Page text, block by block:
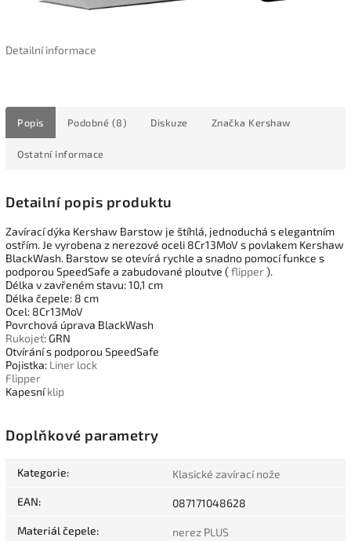
Detailní informace
Popis Podobné (8) Diskuze Značka Kershaw
Ostatní informace
Detailní popis produktu
Zavírací dýka Kershaw Barstow je štíhlá, jednoduchá s elegantním
ostřím. Je vyrobena z nerezové oceli 8Cr13MoV s povlakem Kershaw
BlackWash. Barstow se otevírá rychle a snadno pomocí funkce s
podporou SpeedSafe a zabudované ploutve (flipper).
Délka v zavřeném stavu: 10,1 cm
Délka čepele: 8 cm
Ocel: 8Cr13MoV
Povrchová úprava BlackWash
Rukojeť: GRN
Otvírání s podporou SpeedSafe
Pojistka: Liner lock
Flipper
Kapesníklip
Doplňkové parametry
Kategorie: Klasické zavírací nože
EAN: 087171048628
Materiál čepele: nerez PLUS